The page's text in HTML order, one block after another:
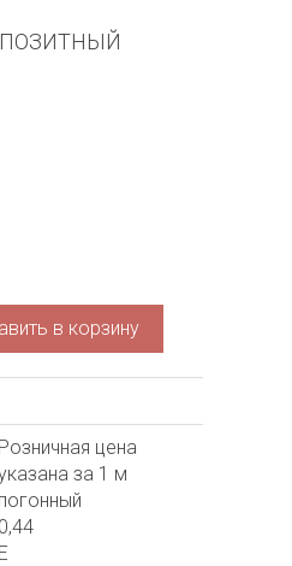
в корзину
Розничная цена
за 1 м
погонный
0,44
Е